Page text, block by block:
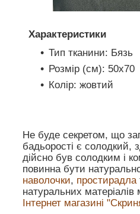
Характеристики
Тип тканини: Бязь
Розмір (см): 50х70
Колір: жовтий
Не буде секретом, що
бадьорості є
дійсно був солодким і
повинна бути
наволочки, простирадла
натуральних
Інтернет магазині